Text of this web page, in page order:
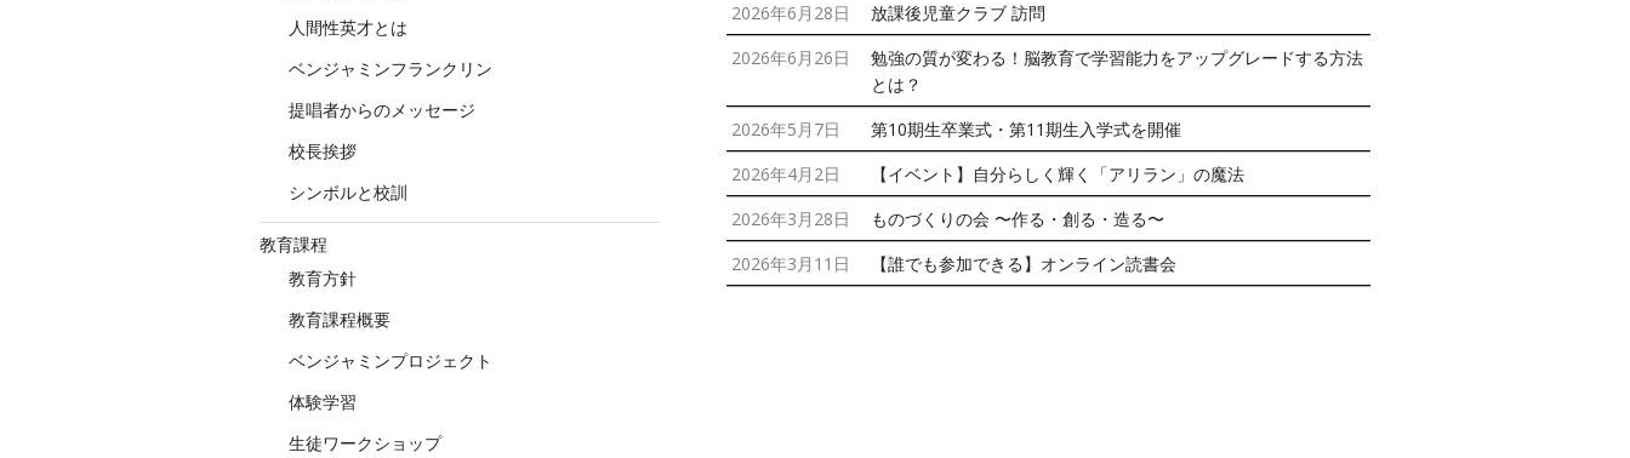
人間性英才とは
ベンジャミンフランクリン
提唱者からのメッセージ
校長挨拶
シンボルと校訓
教育課程
教育方針
教育課程概要
ベンジャミンプロジェクト
体験学習
生徒ワークショップ
2026年6月28日
放課後児童クラブ 訪問
2026年6月26日
勉強の質が変わる！脳教育で学習能力をアップグレードする方法
とは？
2026年5月7日
第10期生卒業式・第11期生入学式を開催
2026年4月2日
【イベント】自分らしく輝く「アリラン」の魔法
2026年3月28日
ものづくりの会 〜作る・創る・造る〜
2026年3月11日
【誰でも参加できる】オンライン読書会